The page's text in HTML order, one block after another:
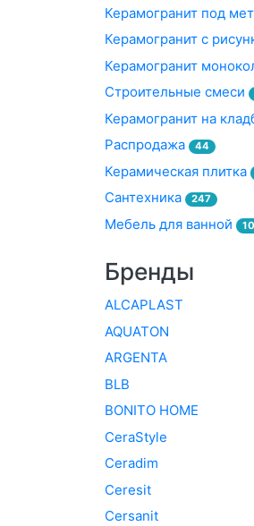
Керамогранит под
Керамогранит с
Керамогранит
Строительные смеси
Керамогранит на
Распродажа 44
Керамическая плитка
Сантехника 247
Мебель для ванной
Бренды
ALCAPLAST
AQUATON
ARGENTA
BLB
BONITO HOME
CeraStyle
Ceradim
Ceresit
Cersanit